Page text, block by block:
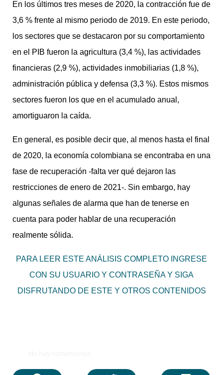
En los últimos tres meses de 2020, la contracción fue de
3,6 % frente al mismo periodo de 2019. En este periodo,
los sectores que se destacaron por su comportamiento
en el PIB fueron la agricultura (3,4 %), las actividades
financieras (2,9 %), actividades inmobiliarias (1,8 %),
administración pública y defensa (3,3 %). Estos mismos
sectores fueron los que en el acumulado anual,
amortiguaron la caída.
En general, es posible decir que, al menos hasta el final
de 2020, la economía colombiana se encontraba en una
fase de recuperación -falta ver qué dejaron las
restricciones de enero de 2021-. Sin embargo, hay
algunas señales de alarma que han de tenerse en
cuenta para poder hablar de una recuperación
realmente sólida.
PARA LEER ESTE ANÁLISIS COMPLETO INGRESE
CON SU USUARIO Y CONTRASEÑA Y SIGA
DISFRUTANDO DE ESTE Y OTROS CONTENIDOS